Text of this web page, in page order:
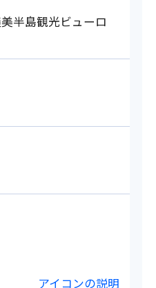
半島観光ビューロ
アイコンの説明